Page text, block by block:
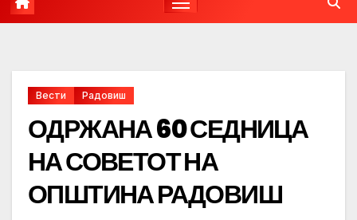
Вести Радовиш
ОДРЖАНА 60 СЕДНИЦА
НА СОВЕТОТ НА
ОПШТИНА РАДОВИШ